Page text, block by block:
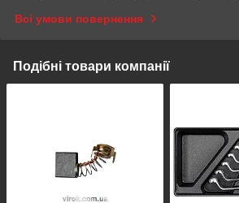
Всі умови повернення
Подібні товари компанії